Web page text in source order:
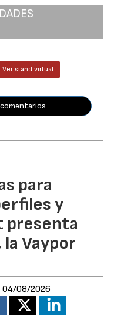
Ver stand virtual
para
y
presenta
la Vaypor
04/08/2026